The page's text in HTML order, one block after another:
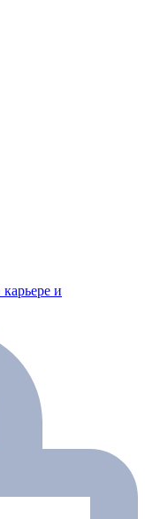
и